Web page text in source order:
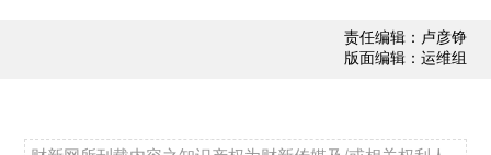
责任编辑：卢彦铮
版面编辑：运维组